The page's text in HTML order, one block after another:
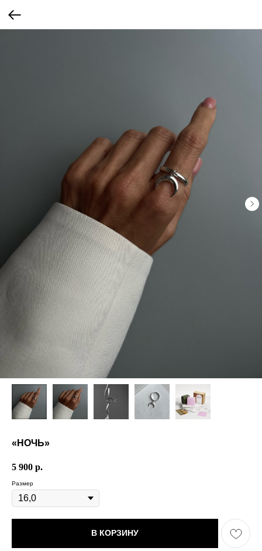
«НОЧЬ»
5 900 р.
Размер
В КОРЗИНУ